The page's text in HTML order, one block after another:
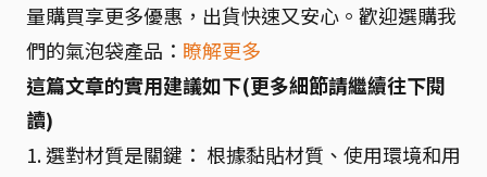
量購買享更多優惠，出貨快速又安心。歡迎選購我
們的氣泡袋產品： 瞭解更多
這篇文章的實用建議如下(更多細節請繼續往下閱
讀)
1. 選對材質是關鍵： 根據黏貼材質、使用環境和用